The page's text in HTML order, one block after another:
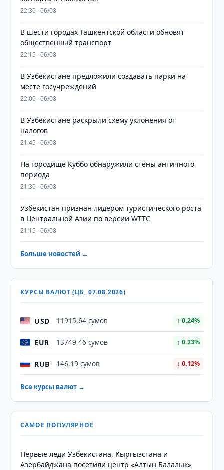
22:30 · 06/08
В шести городах Ташкентской области обновят
общественный транспорт
22:15 · 06/08
В Узбекистане предложили создавать парки на
месте госучреждений
22:00 · 06/08
В Узбекистане раскрыли схему уклонения от
налогов
21:45 · 06/08
На городище Куббо обнаружили стены античного
периода
21:30 · 06/08
Узбекистан признан лидером туристического роста
в Центральной Азии по версии WTTC
21:15 · 06/08
Больше новостей →
КУРСЫ ВАЛЮТ (ЦБ, 07.08.2026)
USD 11915,64 сумов ↑ 0.24%
EUR 13749,46 сумов ↑ 0.23%
RUB 146,19 сумов ↓ 0.12%
Все курсы валют →
САМОЕ ПОПУЛЯРНОЕ
Первые леди Узбекистана, Кыргызстана и
Азербайджана посетили центр «Алтын Балалык»